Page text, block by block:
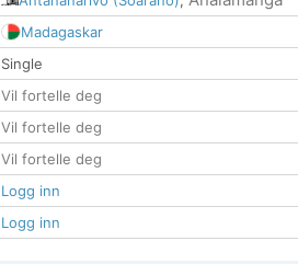
Madagaskar
Single
Vil fortelle deg
Vil fortelle deg
Vil fortelle deg
Logg inn
Logg inn